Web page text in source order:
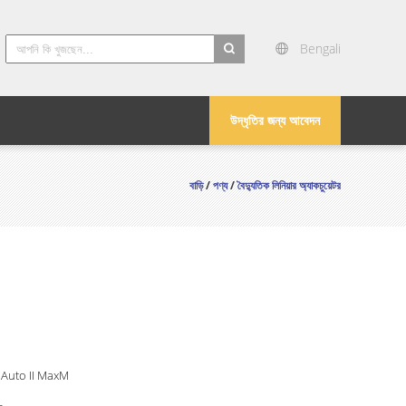
Bengali
উদ্ধৃতির জন্য আবেদন
বাড়ি/পণ্য/বৈদ্যুতিক লিনিয়ার অ্যাকচুয়েটর
II MaxM